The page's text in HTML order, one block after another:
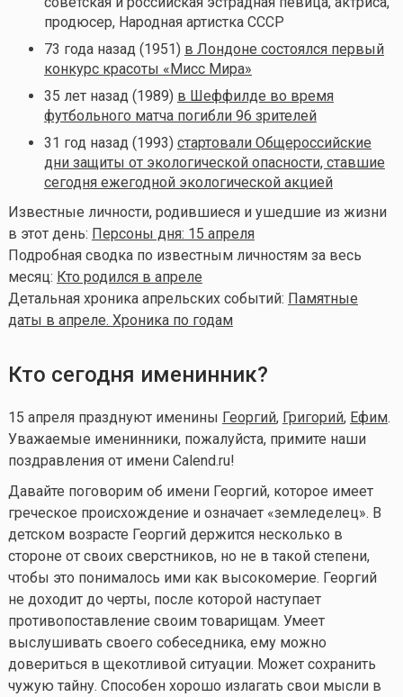
продюсер, Народная артистка СССР
73 года назад (1951) в Лондоне состоялся первый
конкурс красоты «Мисс Мира»
35 лет назад (1989) в Шеффилде во время
футбольного матча погибли 96 зрителей
31 год назад (1993) стартовали Общероссийские
дни защиты от экологической опасности, ставшие
сегодня ежегодной экологической акцией
Известные личности, родившиеся и ушедшие из жизни
в этот день: Персоны дня: 15 апреля
Подробная сводка по известным личностям за весь
месяц: Кто родился в апреле
Детальная хроника апрельских событий: Памятные
даты в апреле. Хроника по годам
Кто сегодня именинник?
15 апреля празднуют именины Георгий, Григорий, Ефим.
Уважаемые именинники, пожалуйста, примите наши
поздравления от имени Calend.ru!
Давайте поговорим об имени Георгий, которое имеет
греческое происхождение и означает «земледелец». В
детском возрасте Георгий держится несколько в
стороне от своих сверстников, но не в такой степени,
чтобы это понималось ими как высокомерие. Георгий
не доходит до черты, после которой наступает
противопоставление своим товарищам. Умеет
выслушивать своего собеседника, ему можно
довериться в щекотливой ситуации. Может сохранить
чужую тайну. Способен хорошо излагать свои мысли в